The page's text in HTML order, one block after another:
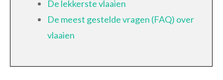
De lekkerste vlaaien
De meest gestelde vragen (FAQ) over
vlaaien